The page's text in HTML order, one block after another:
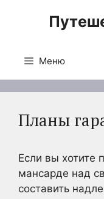
Меню
Планы
Если вы хотите
мансарде над
составить